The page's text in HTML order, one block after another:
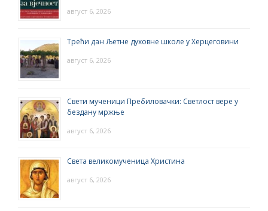
август 6, 2026
Трећи дан Љетне духовне школе у Херцеговини
август 6, 2026
Свети мученици Пребиловачки: Светлост вере у
бездану мржње
август 6, 2026
Света великомученица Христина
август 6, 2026